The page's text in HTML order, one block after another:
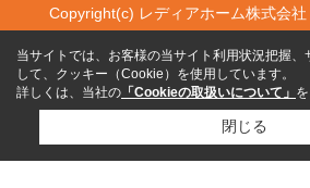
Copyright(c) レディアホーム株式会社
当サイトでは、お客様の当サイト利用状況把握、
して、クッキー（Cookie）を使用しています。
詳しくは、当社の 「Cookieの取扱いについて」
閉じる